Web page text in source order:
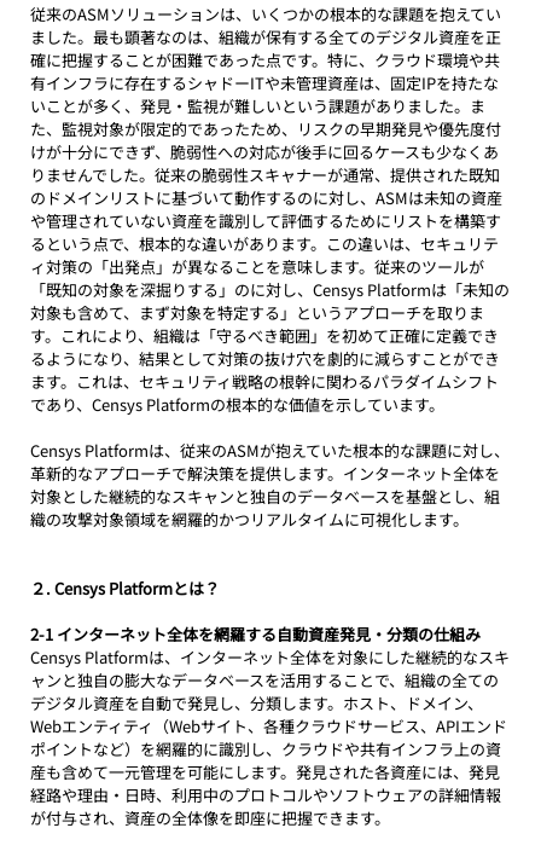
従来のASMソリューションは、いくつかの根本的な課題を抱えてい
ました。最も顕著なのは、組織が保有する全てのデジタル資産を正
確に把握することが困難であった点です。特に、クラウド環境や共
有インフラに存在するシャドーITや未管理資産は、固定IPを持たな
いことが多く、発見・監視が難しいという課題がありました。ま
た、監視対象が限定的であったため、リスクの早期発見や優先度付
けが十分にできず、脆弱性への対応が後手に回るケースも少なくあ
りませんでした。従来の脆弱性スキャナーが通常、提供された既知
のドメインリストに基づいて動作するのに対し、ASMは未知の資産
や管理されていない資産を識別して評価するためにリストを構築す
るという点で、根本的な違いがあります。この違いは、セキュリテ
ィ対策の「出発点」が異なることを意味します。従来のツールが
「既知の対象を深掘りする」のに対し、Censys Platformは「未知の
対象も含めて、まず対象を特定する」というアプローチを取りま
す。これにより、組織は「守るべき範囲」を初めて正確に定義でき
るようになり、結果として対策の抜け穴を劇的に減らすことができ
ます。これは、セキュリティ戦略の根幹に関わるパラダイムシフト
であり、Censys Platformの根本的な価値を示しています。
Censys Platformは、従来のASMが抱えていた根本的な課題に対し、
革新的なアプローチで解決策を提供します。インターネット全体を
対象とした継続的なスキャンと独自のデータベースを基盤とし、組
織の攻撃対象領域を網羅的かつリアルタイムに可視化します。
２. Censys Platformとは？
2-1 インターネット全体を網羅する自動資産発見・分類の仕組み
Censys Platformは、インターネット全体を対象にした継続的なスキ
ャンと独自の膨大なデータベースを活用することで、組織の全ての
デジタル資産を自動で発見し、分類します。ホスト、ドメイン、
Webエンティティ（Webサイト、各種クラウドサービス、APIエンド
ポイントなど）を網羅的に識別し、クラウドや共有インフラ上の資
産も含めて一元管理を可能にします。発見された各資産には、発見
経路や理由・日時、利用中のプロトコルやソフトウェアの詳細情報
が付与され、資産の全体像を即座に把握できます。